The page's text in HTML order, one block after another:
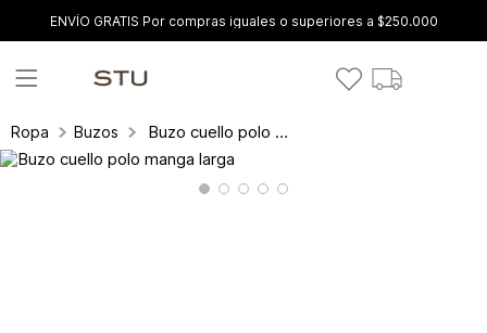
ENVÍO GRATIS Por compras iguales o superiores a $250.000
Ropa Buzos Buzo cuello polo manga larga